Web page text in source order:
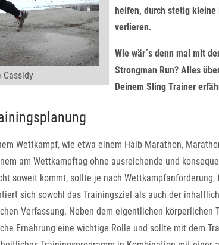
Cassidy
helfen, durch stetig
verlieren.
Wie wär´s denn mal mit
Strongman Run? Alles
Deinem Sling Trainer
Wettkampf, wie etwa einem Halb-Marathon,
am Wettkampftag ohne ausreichende und
soweit kommt, sollte je nach
sich sowohl das Trainingsziel als auch der
Verfassung. Neben dem eigentlichen körperlichen
Ernährung eine wichtige Rolle und sollte mit dem